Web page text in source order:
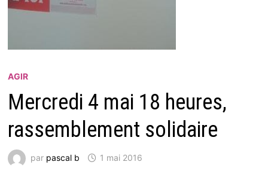
AGIR
Mercredi 4 mai 18 heures,
rassemblement solidaire
par pascal b 1 mai 2016